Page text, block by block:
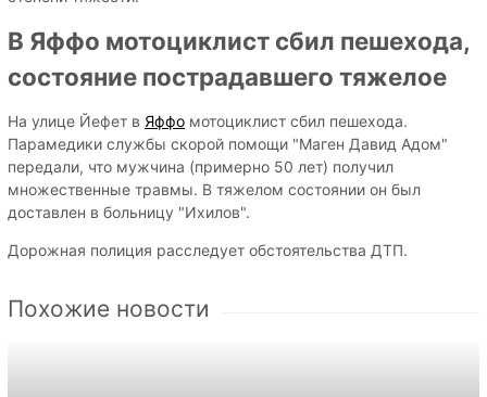
В Яффо мотоциклист сбил пешехода,
состояние пострадавшего тяжелое
На улице Йефет в Яффо мотоциклист сбил пешехода.
Парамедики службы скорой помощи "Маген Давид Адом"
передали, что мужчина (примерно 50 лет) получил
множественные травмы. В тяжелом состоянии он был
доставлен в больницу "Ихилов".
Дорожная полиция расследует обстоятельства ДТП.
Похожие новости